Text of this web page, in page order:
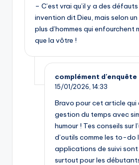
– C’est vrai qu’il y a des
invention dit Dieu, mais selon
plus d’hommes qui enfourchent
que la vôtre !
complément d'enquête
15/01/2026, 14:33
Bravo pour cet article qui
gestion du temps avec
humour ! Tes conseils sur
d’outils comme les to-do
applications de suivi sont
surtout pour les